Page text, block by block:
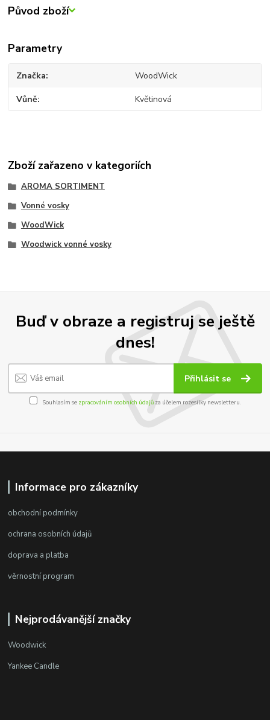
Původ zboží
Parametry
Značka WoodWick
Vůně Květinová
Zboží zařazeno v kategoriích
AROMA SORTIMENT
Vonné vosky
WoodWick
Woodwick vonné vosky
Buď v obraze a registruj se ještě
dnes!
Přihlásit se
Souhlasím se zpracováním osobních údajůza účelem rozesílky newsletteru.
Informace pro zákazníky
obchodní podmínky
ochrana osobních údajů
doprava a platba
věrnostní program
Nejprodávanější značky
Woodwick
Yankee Candle